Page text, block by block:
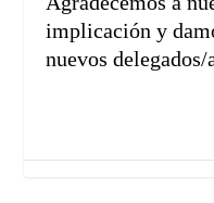
implicación y
nuevos delegados/